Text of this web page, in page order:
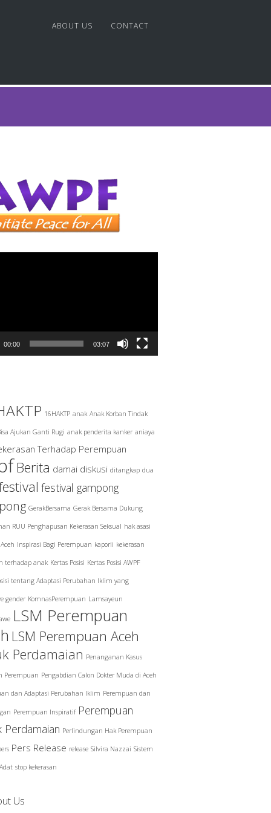
ABOUT US CONTACT
KEGIATAN
00:00 03:07
16HAKTP anak Anak Korban Tindak
Ajukan Ganti Rugi anak penderita kanker aniaya
Terhadap Perempuan
Berita damai diskusi ditangkap dua
festival gampong
GerakBersama Gerak Bersama Dukung
RUU Penghapusan Kekerasan Seksual hak asasi
Inspirasi Bagi Perempuan kaporli kekerasan
terhadap anak Kertas Posisi Kertas Posisi AWPF
tentang Adaptasi Perubahan Iklim yang
gender KomnasPerempuan Lamsayeun
LSM Perempuan
LSM Perempuan Aceh
Perdamaian Penanganan Kasus
Perempuan Pengabdian Calon Dokter Muda di Aceh
dan Adaptasi Perubahan Iklim Perempuan dan
Perempuan Inspiratif Perempuan
Perlindungan Hak Perempuan
Pers Release release Silvira Nazzai Sistem
stop kekerasan
Us